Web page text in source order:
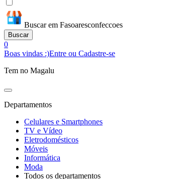
Buscar em Fasoaresconfeccoes
Buscar
0
Boas vindas :)Entre ou Cadastre-se
Tem no Magalu
Departamentos
Celulares e Smartphones
TV e Vídeo
Eletrodomésticos
Móveis
Informática
Moda
Todos os departamentos